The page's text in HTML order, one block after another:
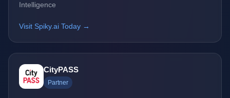
Intelligence
Visit Spiky.ai Today →
CityPASS
Partner